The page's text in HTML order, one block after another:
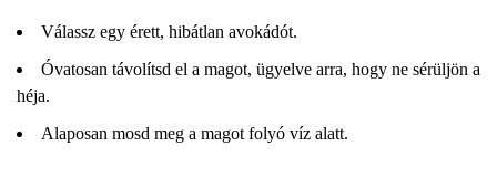
Válassz egy érett, hibátlan avokádót.
Óvatosan távolítsd el a magot, ügyelve arra, hogy ne sérüljön a
héja.
Alaposan mosd meg a magot folyó víz alatt.